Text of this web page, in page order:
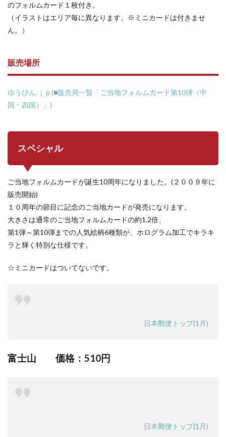
のフォルムカード１枚付き。
（イラストはエリア毎に異なります。※ミニカードは付きませ
ん。）
販売場所
ゆうびん.ｊｐ(■販売局一覧「ご当地フォルムカード第10弾（中
国・四国）」)
スペシャル
ご当地フォルムカードが誕生10周年になりました。(２００９年に
販売開始)
１０周年の節目に記念のご当地カードが発売になります。
大きさは通常のご当地フォルムカードの約1.2倍、
第1弾～第10弾までの人気絵柄6種類が、ホログラム加工でキラキ
ラと輝く特別な仕様です。
☆ミニカードはついてないです。
日本郵便トップ(1月)
富士山 価格： 510円
日本郵便トップ(1月)